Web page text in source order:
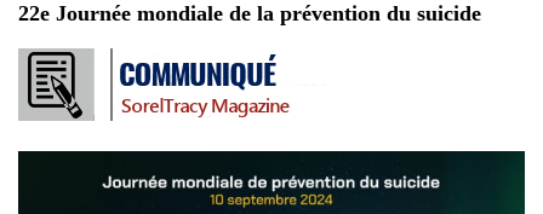
22e Journée mondiale de la prévention du suicide